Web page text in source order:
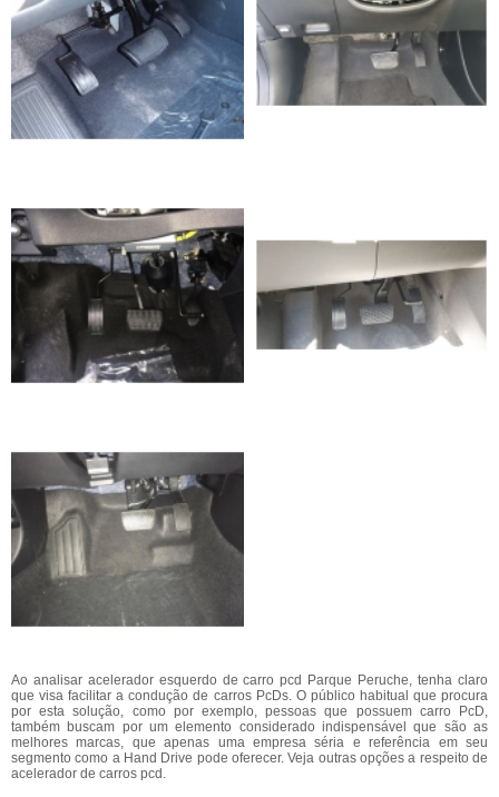
Ao analisar acelerador esquerdo de carro pcd Parque Peruche, tenha claro
que visa facilitar a condução de carros PcDs. O público habitual que procura
por esta solução, como por exemplo, pessoas que possuem carro PcD,
também buscam por um elemento considerado indispensável que são as
melhores marcas, que apenas uma empresa séria e referência em seu
segmento como a Hand Drive pode oferecer. Veja outras opções a respeito de
acelerador de carros pcd.